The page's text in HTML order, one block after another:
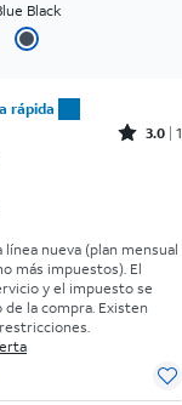
Black
rápida
Rated3out of 5 stars with1reviews
3.0 1
línea nueva (plan mensual
más impuestos). El
y el impuesto se
la compra. Existen